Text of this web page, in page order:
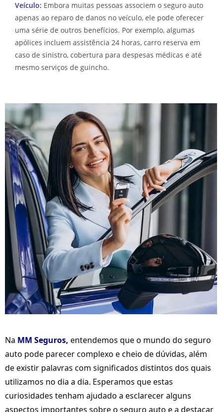
Veículo: Embora muitas pessoas associem o seguro auto
apenas ao reparo de danos no veículo, ele pode oferecer
uma série de outros benefícios. Por exemplo, algumas
apólices incluem assistência 24 horas, carro reserva em
caso de sinistro, cobertura para despesas médicas e até
mesmo serviços de guincho.
Na MM Seguros, entendemos que o mundo do seguro
auto pode parecer complexo e cheio de dúvidas, além
de existir palavras com significados distintos dos quais
utilizamos no dia a dia. Esperamos que estas
curiosidades tenham ajudado a esclarecer alguns
aspectos importantes sobre o seguro auto e a destacar